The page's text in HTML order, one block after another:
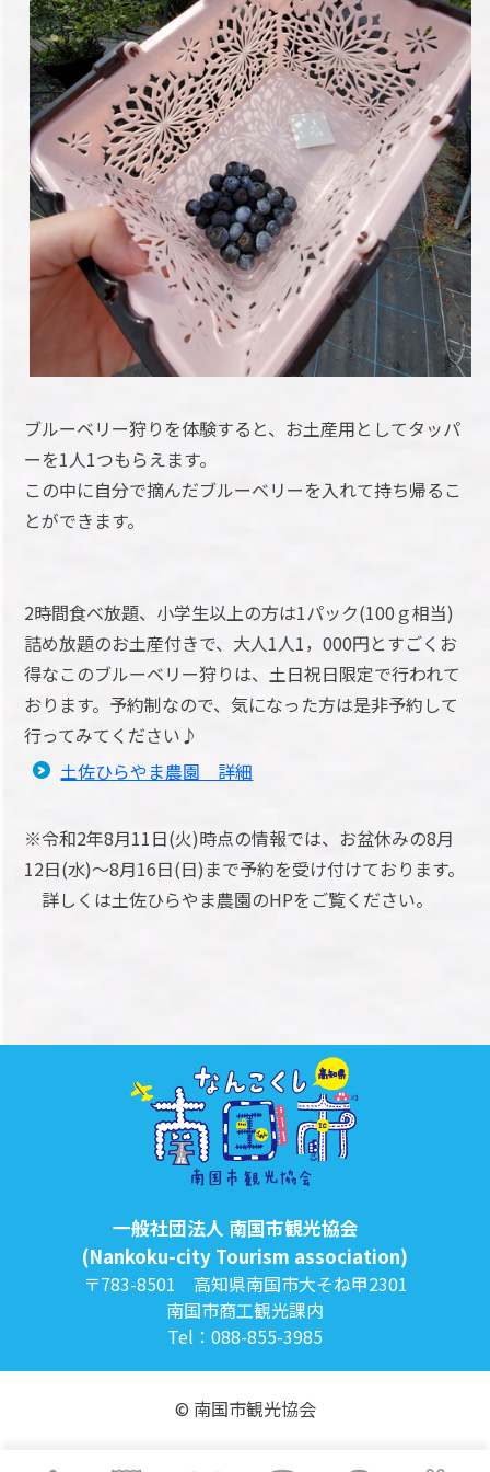
ブルーベリー狩りを体験すると、お土産用としてタッパ
ーを1人1つもらえます。
この中に自分で摘んだブルーベリーを入れて持ち帰るこ
とができます。
2時間食べ放題、小学生以上の方は1パック(100ｇ相当)
詰め放題のお土産付きで、大人1人1，000円とすごくお
得なこのブルーベリー狩りは、土日祝日限定で行われて
おります。予約制なので、気になった方は是非予約して
行ってみてください♪
土佐ひらやま農園 詳細
※令和2年8月11日(火)時点の情報では、お盆休みの8月
12日(水)～8月16日(日)まで予約を受け付けております。
詳しくは土佐ひらやま農園のHPをご覧ください。
一般社団法人 南国市観光協会
(Nankoku-city Tourism association)
〒783-8501 高知県南国市大そね甲2301
南国市商工観光課内
Tel：088-855-3985
© 南国市観光協会